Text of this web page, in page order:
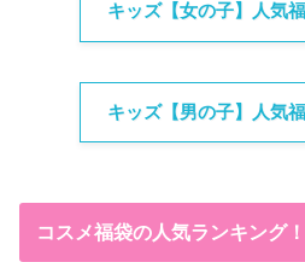
キッズ【女の子】人気
キッズ【男の子】人気
コスメ福袋の人気ランキング！